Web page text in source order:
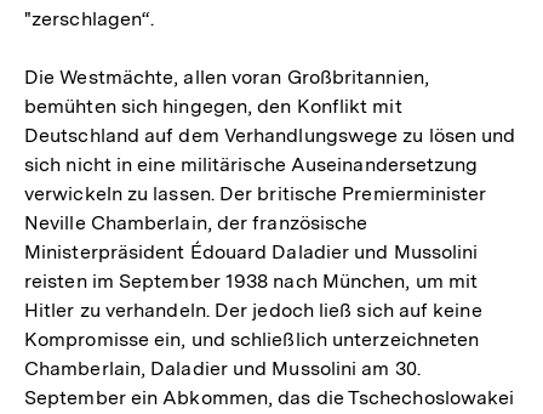
"zerschlagen“.
Die Westmächte, allen voran Großbritannien,
bemühten sich hingegen, den Konflikt mit
Deutschland auf dem Verhandlungswege zu lösen und
sich nicht in eine militärische Auseinandersetzung
verwickeln zu lassen. Der britische Premierminister
Neville Chamberlain, der französische
Ministerpräsident Édouard Daladier und Mussolini
reisten im September 1938 nach München, um mit
Hitler zu verhandeln. Der jedoch ließ sich auf keine
Kompromisse ein, und schließlich unterzeichneten
Chamberlain, Daladier und Mussolini am 30.
September ein Abkommen, das die Tschechoslowakei